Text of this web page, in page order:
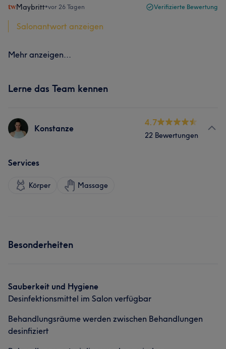
Maybritt•vor 26 Tagen Verifizierte Bewertung
Salonantwort anzeigen
Mehr anzeigen...
Lerne das Team kennen
Konstanze
4.7
22 Bewertungen
Services
Körper Massage
Besonderheiten
Sauberkeit und Hygiene
Desinfektionsmittel im Salon verfügbar
Behandlungsräume werden zwischen Behandlungen
desinfiziert